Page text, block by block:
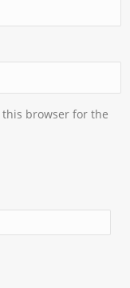
this browser for the